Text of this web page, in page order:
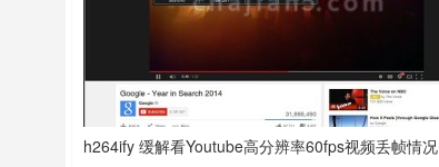
h264ify 缓解看Youtube高分辨率60fps视频丢帧情况